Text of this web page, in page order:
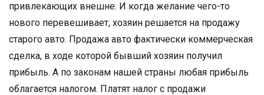
привлекающих внешне. И когда желание чего-то
нового перевешивает, хозяин решается на продажу
старого авто. Продажа авто фактически коммерческая
сделка, в ходе которой бывший хозяин получил
прибыль. А по законам нашей страны любая прибыль
облагается налогом. Платят налог с продажи